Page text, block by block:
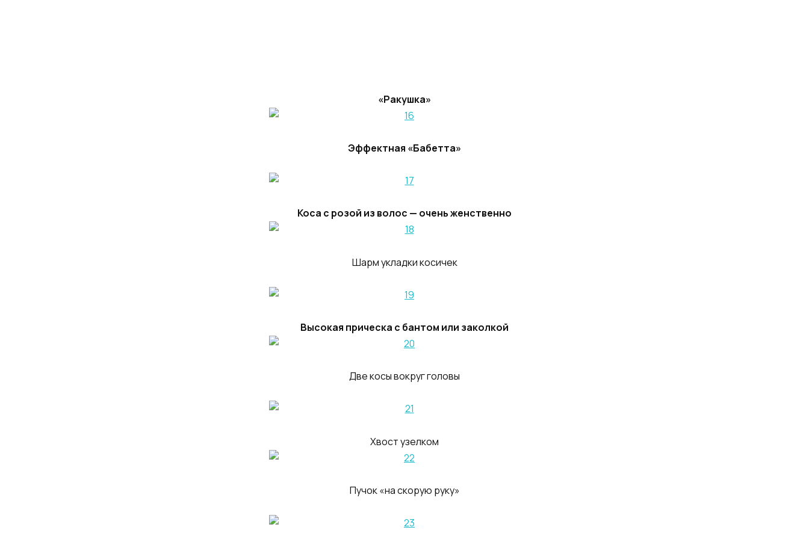
«Ракушка»
Эффектная «Бабетта»
Коса с розой из волос — очень женственно
Шарм укладки косичек
Высокая прическа с бантом или заколкой
Две косы вокруг головы
Хвост узелком
Пучок «на скорую руку»